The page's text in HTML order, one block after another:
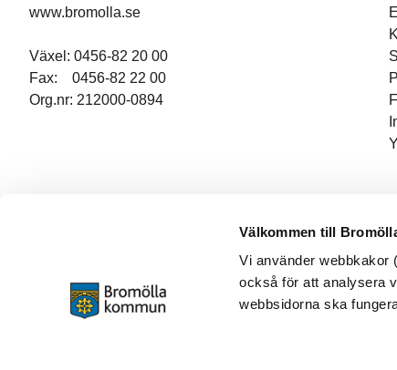
Välkommen till
Vi använder webbkakor
också för att analysera
webbsidorna ska
www.bromolla.se
Växel: 0456-82 20 00
Fax: 0456-82 22 00
Org.nr: 212000-0894